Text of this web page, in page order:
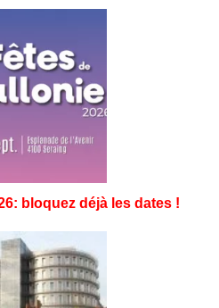
bloquez déjà les dates !